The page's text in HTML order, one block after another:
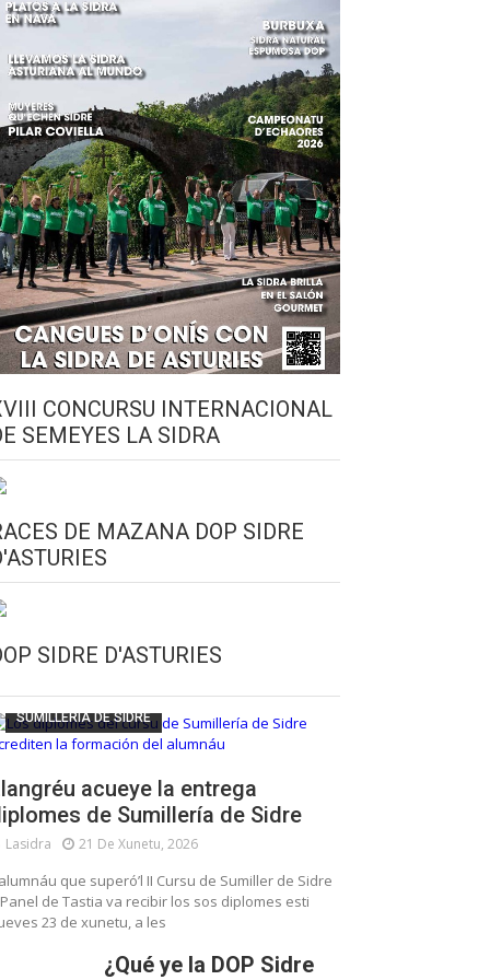
CONCURSU INTERNACIONAL
SEMEYES LA SIDRA
DE MAZANA DOP SIDRE
SIDRE D'ASTURIES
ESCUELA DE SUMILLERÍA DE LA SIDRE
SUMILLERÍA DE SIDRE
acueye la entrega
de Sumillería de Sidre
Lasidra 21 De Xunetu, 2026
que superó’l II Cursu de Sumiller de Sidre
de Tastia va recibir los sos diplomes esti
23 de xunetu, a les
¿Qué ye la DOP Sidre